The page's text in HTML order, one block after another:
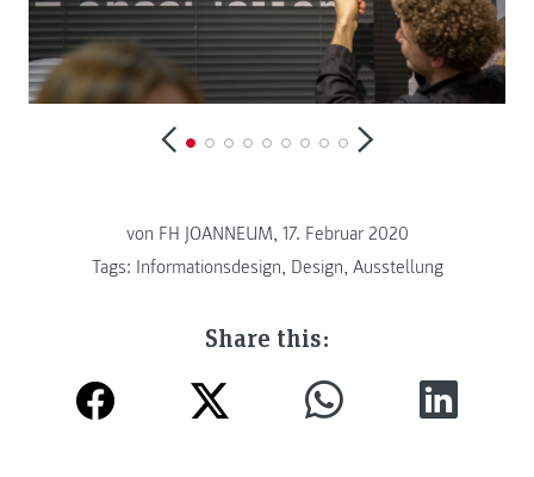
von FH JOANNEUM, 17. Februar 2020
Tags: Informationsdesign, Design, Ausstellung
Share this: